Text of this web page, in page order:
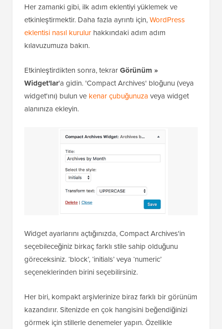
Her zamanki gibi, ilk adım eklentiyi yüklemek ve
etkinleştirmektir. Daha fazla ayrıntı için,WordPress
eklentisi nasıl kurulur hakkındaki adım adım
kılavuzumuza bakın.
Etkinleştirdikten sonra, tekrarGörünüm »
Widget'lar'a gidin. 'Compact Archives' bloğunu (veya
widget'ını) bulun ve kenar çubuğunuza veya widget
alanınıza ekleyin.
Widget ayarlarını açtığınızda, Compact Archives'in
seçebileceğiniz birkaç farklı stile sahip olduğunu
göreceksiniz. ‘block’, ‘initials’ veya ‘numeric’
seçeneklerinden birini seçebilirsiniz.
Her biri, kompakt arşivlerinize biraz farklı bir görünüm
kazandırır. Sitenizde en çok hangisini beğendiğinizi
görmek için stillerle denemeler yapın. Özellikle